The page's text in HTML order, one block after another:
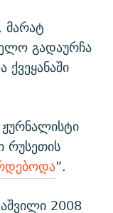
მარატ
გადაურჩა
რუსეთის
”.
2008